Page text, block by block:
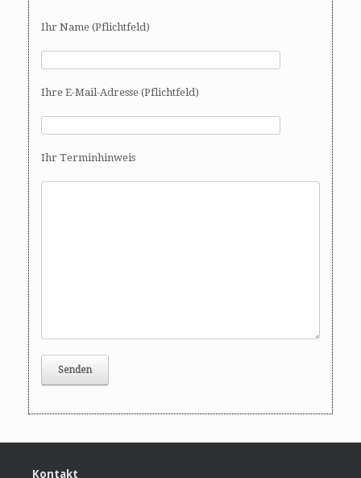
Ihr Name (Pflichtfeld)
Ihre E-Mail-Adresse (Pflichtfeld)
Ihr Terminhinweis
Kontakt